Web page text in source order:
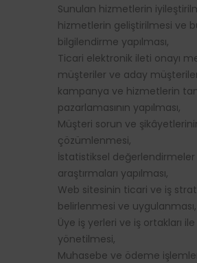
Sunulan hizmetlerin
hizmetlerin geliştirilmesi ve
bilgilendirme yapılması,
Ticari elektronik ileti onayı
müşteriler ve aday müşteriler
kampanya ve hizmetlerin
pazarlamasının yapılması,
Müşteri sorun ve
çözümlenmesi,
İstatistiksel
araştırmaları yapılması,
Web sitesinin ticari ve iş
belirlenmesi ve uygulanması,
Üye iş yerleri ve iş ortakları
yönetilmesi,
Muhasebe ve ödeme